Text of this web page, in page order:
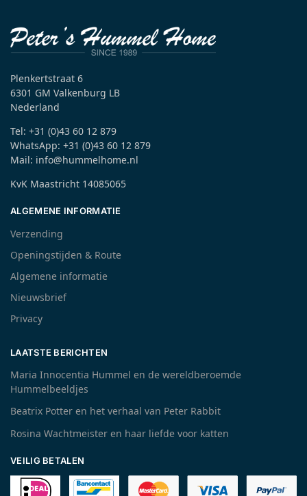
Plenkertstraat 6
6301 GM Valkenburg LB
Nederland
Tel: +31 (0)43 60 12 879
WhatsApp: +31 (0)43 60 12 879
Mail: info@hummelhome.nl
KvK Maastricht 14085065
ALGEMENE INFORMATIE
Verzending
Openingstijden & Route
Algemene informatie
Nieuwsbrief
Privacy
LAATSTE BERICHTEN
Maria Innocentia Hummel en de wereldberoemde
Hummelbeeldjes
Beatrix Potter en het verhaal van Peter Rabbit
Rosina Wachtmeister en haar liefde voor katten
VEILIG BETALEN